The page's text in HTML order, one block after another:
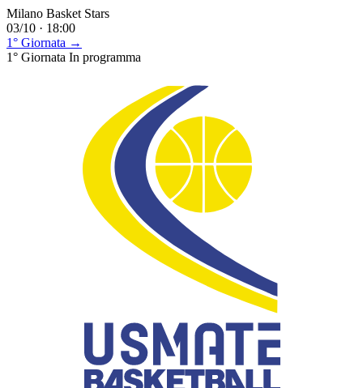
Milano Basket Stars
03/10 · 18:00
1° Giornata →
1° Giornata In programma